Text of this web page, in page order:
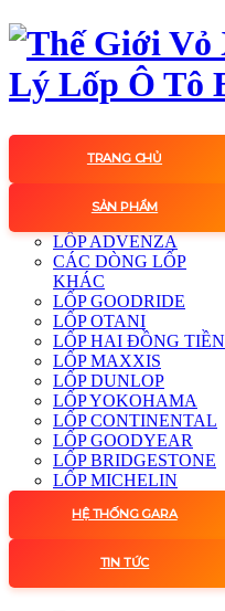
TRANG CHỦ
SẢN PHẨM
LỐP ADVENZA
CÁC DÒNG LỐP
KHÁC
LỐP GOODRIDE
LỐP OTANI
LỐP HAI ĐỒNG TIỀN
LỐP MAXXIS
LỐP DUNLOP
LỐP YOKOHAMA
LỐP CONTINENTAL
LỐP GOODYEAR
LỐP BRIDGESTONE
LỐP MICHELIN
HỆ THỐNG GARA
TIN TỨC